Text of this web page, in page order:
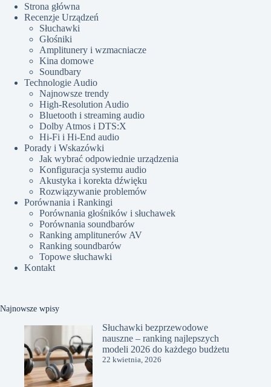
Strona główna
Recenzje Urządzeń
Słuchawki
Głośniki
Amplitunery i wzmacniacze
Kina domowe
Soundbary
Technologie Audio
Najnowsze trendy
High-Resolution Audio
Bluetooth i streaming audio
Dolby Atmos i DTS:X
Hi-Fi i Hi-End audio
Porady i Wskazówki
Jak wybrać odpowiednie urządzenia
Konfiguracja systemu audio
Akustyka i korekta dźwięku
Rozwiązywanie problemów
Porównania i Rankingi
Porównania głośników i słuchawek
Porównania soundbarów
Ranking amplitunerów AV
Ranking soundbarów
Topowe słuchawki
Kontakt
Najnowsze wpisy
Słuchawki bezprzewodowe
nauszne – ranking najlepszych
modeli 2026 do każdego budżetu
22 kwietnia, 2026